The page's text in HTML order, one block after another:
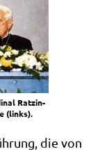
Ratz­in­
(links).
die von